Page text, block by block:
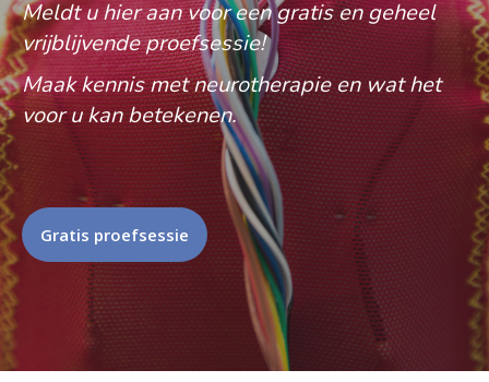
Meldt u hier aan voor een gratis en geheel
vrijblijvende proefsessie!
Maak kennis met neurotherapie en wat het
voor u kan betekenen.
Gratis proefsessie